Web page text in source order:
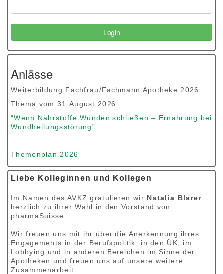
Anlässe
Weiterbildung Fachfrau/Fachmann Apotheke 2026
Thema vom 31.August 2026
“Wenn Nährstoffe Wunden schließen – Ernährung bei
Wundheilungsstörung”
Themenplan 2026
Liebe Kolleginnen und Kollegen
Im Namen des AVKZ gratulieren wir Natalia Blarer
herzlich zu ihrer Wahl in den Vorstand von
pharmaSuisse.
Wir freuen uns mit ihr über die Anerkennung ihres
Engagements in der Berufspolitik, in den ÜK, im
Lobbying und in anderen Bereichen im Sinne der
Apotheken und freuen uns auf unsere weitere
Zusammenarbeit.